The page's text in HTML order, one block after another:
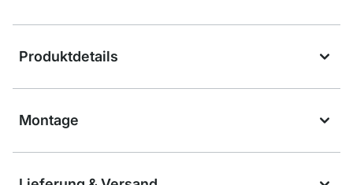
Produktdetails
Montage